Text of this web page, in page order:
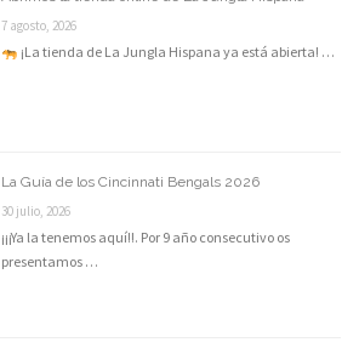
7 agosto, 2026
¡La tienda de La Jungla Hispana ya está abierta! …
La Guía de los Cincinnati Bengals 2026
30 julio, 2026
¡¡¡Ya la tenemos aquí!!. Por 9 año consecutivo os
presentamos …